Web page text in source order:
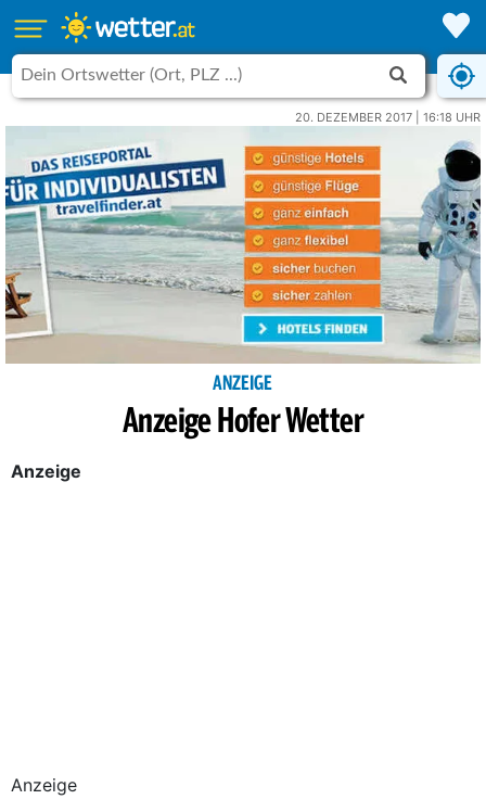
20. DEZEMBER 2017 | 16:18 UHR
ANZEIGE
Anzeige Hofer Wetter
Anzeige
Anzeige